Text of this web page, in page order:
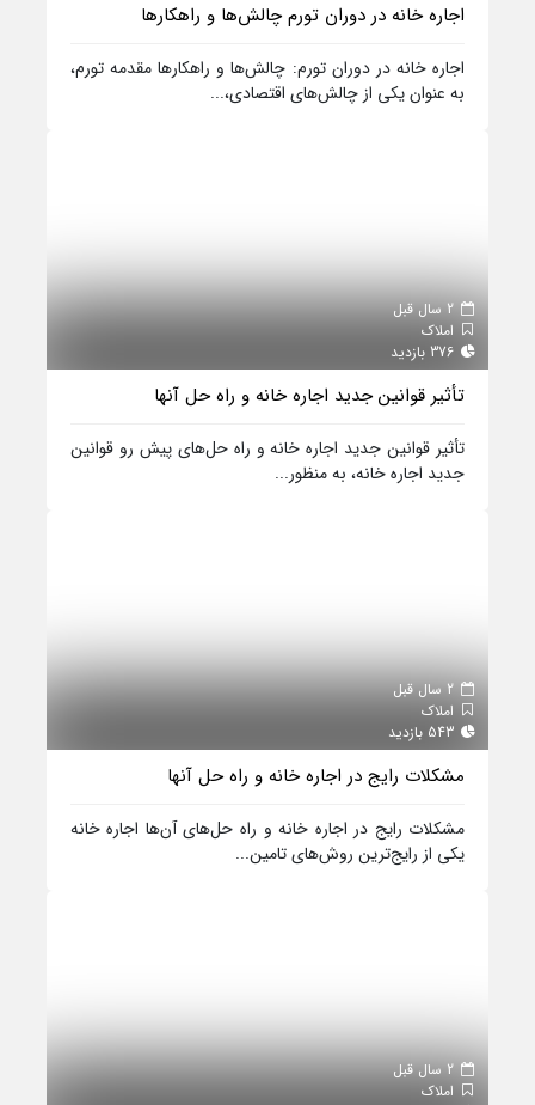
اجاره خانه در دوران تورم چالش‌ها و راهکارها
اجاره خانه در دوران تورم: چالش‌ها و راهکارها مقدمه تورم،
به عنوان یکی از چالش‌های اقتصادی،...
املاک
تأثیر قوانین جدید اجاره خانه و راه حل‌ آنها
تأثیر قوانین جدید اجاره خانه و راه حل‌های پیش رو قوانین
جدید اجاره خانه، به منظور...
املاک
مشکلات رایج در اجاره خانه و راه حل آنها
مشکلات رایج در اجاره خانه و راه حل‌های آن‌ها اجاره خانه
یکی از رایج‌ترین روش‌های تامین...
املاک